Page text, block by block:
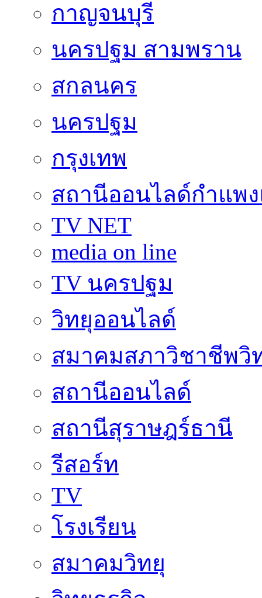
กาญจนบุรี
นครปฐม สามพราน
สกลนคร
นครปฐม
กรุงเทพ
สถานีออนไลด์กำแพ
TV NET
media on line
TV นครปฐม
วิทยุออนไลด์
สมาคมสภาวิชาชีพวิ
สถานีออนไลด์
สถานีสุราษฎร์ธานี
รีสอร์ท
TV
โรงเรียน
สมาคมวิทยุ